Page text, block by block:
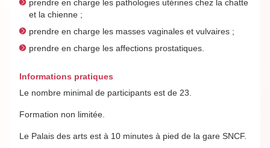
prendre en charge les pathologies utérines chez la chatte
et la chienne ;
prendre en charge les masses vaginales et vulvaires ;
prendre en charge les affections prostatiques.
Informations pratiques
Le nombre minimal de participants est de 23.
Formation non limitée.
Le Palais des arts est à 10 minutes à pied de la gare SNCF.